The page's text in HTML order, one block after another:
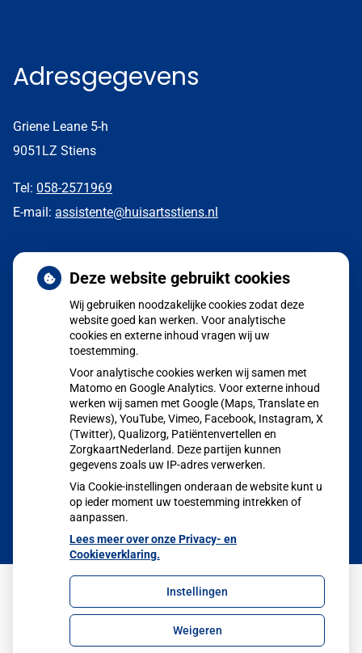
Adresgegevens
Griene Leane 5-h
9051LZ Stiens
Tel: 058-2571969
E-mail: assistente@huisartsstiens.nl
Nieuws
Aangepaste huisartsenzorg tijdens de zomerperiode
POH GGZ Marion Halman
Jong en alert: hoe je borstkanker herkent als je verder kijkt
dan een knobbeltje
Sinds huisartsen afslankmedicijnen mogen voorschrijven,
neemt gebruik toe
Eigen risico gaat onder toekomstig kabinet omhoog
Uw Zorg Online
Deze website gebruikt cookies
Wij gebruiken noodzakelijke cookies zodat deze
website goed kan werken. Voor analytische
cookies en externe inhoud vragen wij uw
toestemming.
Voor analytische cookies werken wij samen met
Matomo en Google Analytics. Voor externe inhoud
werken wij samen met Google (Maps, Translate en
Reviews), YouTube, Vimeo, Facebook, Instagram, X
(Twitter), Qualizorg, Patiëntenvertellen en
ZorgkaartNederland. Deze partijen kunnen
gegevens zoals uw IP-adres verwerken.
Via Cookie-instellingen onderaan de website kunt u
op ieder moment uw toestemming intrekken of
aanpassen.
Lees meer over onze Privacy- en
Cookieverklaring.
Instellingen
Weigeren